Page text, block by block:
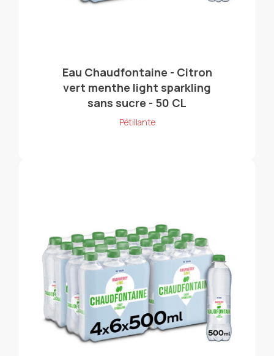
Eau Chaudfontaine - Citron
vert menthe light sparkling
sans sucre - 50 CL
Pétillante